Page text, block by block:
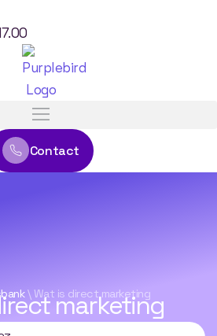
Contact
\ Wat is direct marketing
marketing